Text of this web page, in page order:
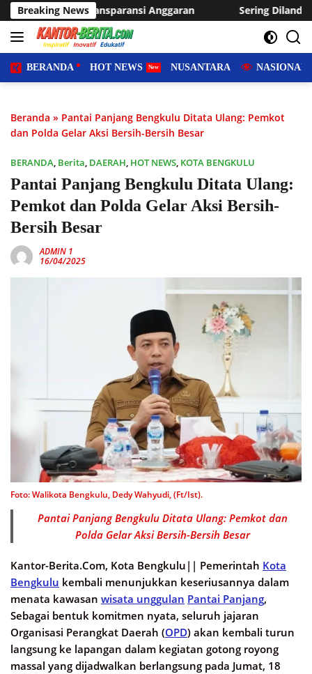
Langsung
ke
konten
Breaking News
Anggaran Sering Dilanda Genangan, Desa
BERANDA HOT NEWS NUSANTARA NASIONAL
Beranda » Pantai Panjang Bengkulu Ditata Ulang: Pemkot
dan Polda Gelar Aksi Bersih-Bersih Besar
BERANDA, Berita, DAERAH, HOT NEWS, KOTA BENGKULU
Pantai Panjang Bengkulu Ditata Ulang:
Pemkot dan Polda Gelar Aksi Bersih-
Bersih Besar
ADMIN 1
16/04/2025
Foto: Walikota Bengkulu, Dedy Wahyudi, (Ft/Ist).
Pantai Panjang Bengkulu Ditata Ulang: Pemkot dan
Polda Gelar Aksi Bersih-Bersih Besar
Kantor-Berita.Com, Kota Bengkulu|| Pemerintah Kota
Bengkulu kembali menunjukkan keseriusannya dalam
menata kawasan wisata unggulan Pantai Panjang,
Sebagai bentuk komitmen nyata, seluruh jajaran
Organisasi Perangkat Daerah (OPD) akan kembali turun
langsung ke lapangan dalam kegiatan gotong royong
massal yang dijadwalkan berlangsung pada Jumat, 18